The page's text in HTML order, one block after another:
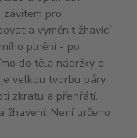
pro
a vyměnit žhavicí
plnění - po
do těla nádržky o
velkou tvorbu páry.
zkratu a přehřátí,
žhavení. Není určeno